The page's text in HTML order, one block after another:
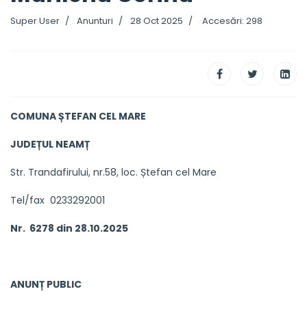
Super User Anunturi 28 Oct 2025 Accesări: 298
COMUNA ȘTEFAN CEL MARE
JUDEȚUL NEAMȚ
Str. Trandafirului, nr.58, loc. Ștefan cel Mare
Tel/fax 0233292001
Nr. 6278 din 28.10.2025
ANUNȚ PUBLIC